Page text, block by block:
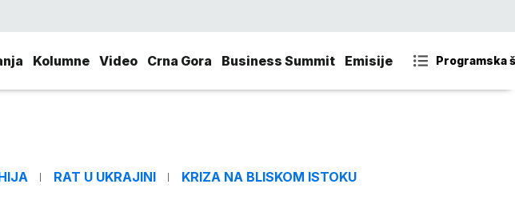
Kolumne Video Crna Gora Business Summit Emisije Programska
RAT U UKRAJINI KRIZA NA BLISKOM ISTOKU